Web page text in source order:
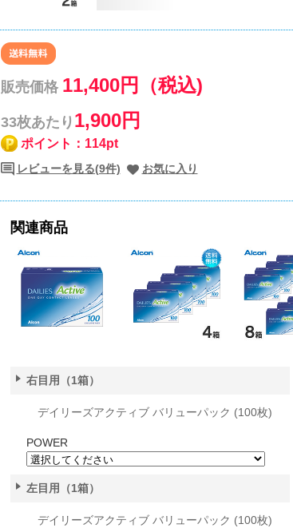
販売価格 11,400円（税込)
33枚あたり 1,900円
ポイント：114pt
レビューを見る(9件) お気に入り
関連商品
右目用（1箱）
デイリーズアクティブ バリューパック (100枚)
POWER
左目用（1箱）
デイリーズアクティブ バリューパック (100枚)